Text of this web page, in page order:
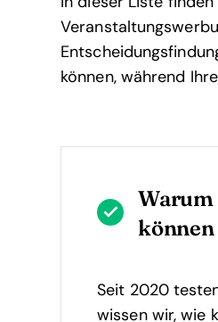
können, während
können
Seit 2020
wissen wir, wie